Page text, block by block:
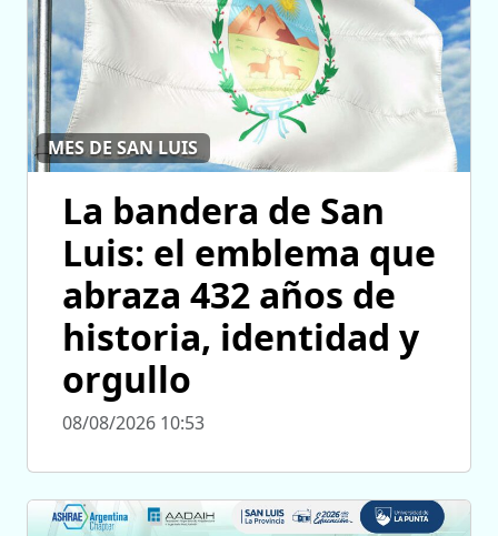
MES DE SAN LUIS
La bandera de San
Luis: el emblema que
abraza 432 años de
historia, identidad y
orgullo
08/08/2026 10:53